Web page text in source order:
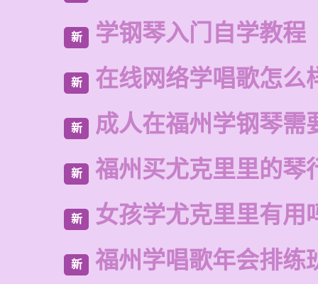
新 学钢琴入门自学教程
新 在线网络学唱歌怎么
新 成人在福州学钢琴需
新 福州买尤克里里的琴
新 女孩学尤克里里有用
新 福州学唱歌年会排练